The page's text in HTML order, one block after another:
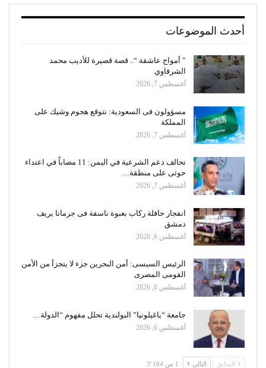
أحدث الموضوعات
” أمواج عاشقة “.. قصة قصيرة للأديب محمد
الشرقاوي
أغسطس 7, 2026
مسؤولون فى السعودية: نتوقع هجوم وشيك على
المملكة
أغسطس 7, 2026
تحالف دعم الشرعية في اليمن: 11 مصاباً في اعتداء
حوثى على منطقة…
أغسطس 7, 2026
انفجار حافلة ركاب بعبوة ناسفة فى جرمانا بريف
دمشق
أغسطس 6, 2026
الرئيس السيسى: أمن البحرين جزء لا يتجزأ من الأمن
القومى المصرى
أغسطس 6, 2026
جامعة “ياغيلونيا” البولندية تحلل مفهوم “الدولة…
أغسطس 6, 2026
السابق التالي 1 من 3٬164